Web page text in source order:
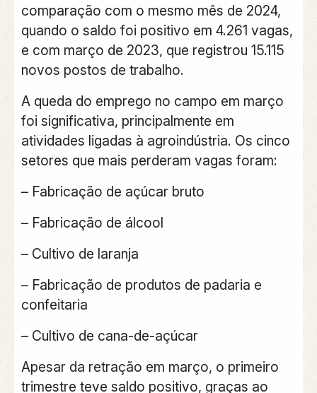
comparação com o mesmo mês de 2024,
quando o saldo foi positivo em 4.261 vagas,
e com março de 2023, que registrou 15.115
novos postos de trabalho.
A queda do emprego no campo em março
foi significativa, principalmente em
atividades ligadas à agroindústria. Os cinco
setores que mais perderam vagas foram:
– Fabricação de açúcar bruto
– Fabricação de álcool
– Cultivo de laranja
– Fabricação de produtos de padaria e
confeitaria
– Cultivo de cana-de-açúcar
Apesar da retração em março, o primeiro
trimestre teve saldo positivo, graças ao